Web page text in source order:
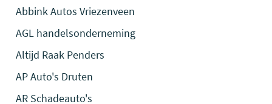
Abbink Autos Vriezenveen
AGL handelsonderneming
Altijd Raak Penders
AP Auto's Druten
AR Schadeauto's